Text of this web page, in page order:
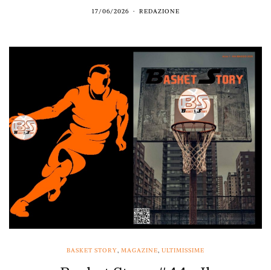
17/06/2026 REDAZIONE
BASKET STORY, MAGAZINE, ULTIMISSIME